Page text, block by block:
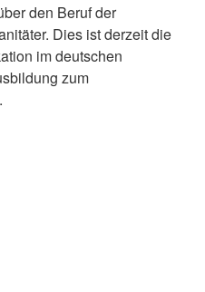
den Beruf der
Dies ist derzeit die
im deutschen
zum